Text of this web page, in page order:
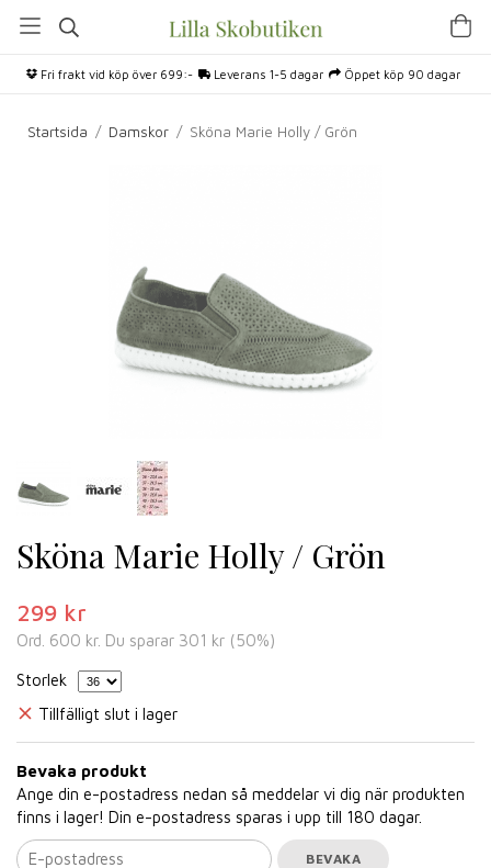
Fri frakt vid köp över 699:- Leverans 1-5 dagar Öppet köp 90 dagar
Startsida / Damskor / Sköna Marie Holly / Grön
Sköna Marie Holly / Grön
299 kr
Ord. 600 kr. Du sparar 301 kr (50%)
Storlek
Tillfälligt slut i lager
Bevaka produkt
Ange din e-postadress nedan så meddelar vi dig när produkten
finns i lager! Din e-postadress sparas i upp till 180 dagar.
BEVAKA